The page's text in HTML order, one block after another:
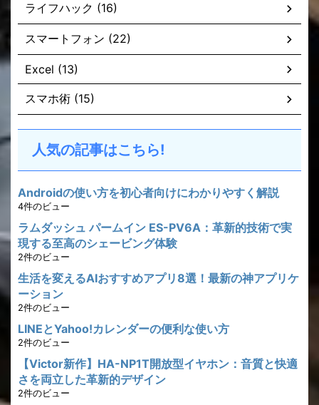
ライフハック (16)
スマートフォン (22)
Excel (13)
スマホ術 (15)
人気の記事はこちら!
Androidの使い方を初心者向けにわかりやすく解説
4件のビュー
ラムダッシュ パームイン ES-PV6A：革新的技術で実
現する至高のシェービング体験
2件のビュー
生活を変えるAIおすすめアプリ8選！最新の神アプリケ
ーション
2件のビュー
LINEとYahoo!カレンダーの便利な使い方
2件のビュー
【Victor新作】HA-NP1T開放型イヤホン：音質と快適
さを両立した革新的デザイン
2件のビュー